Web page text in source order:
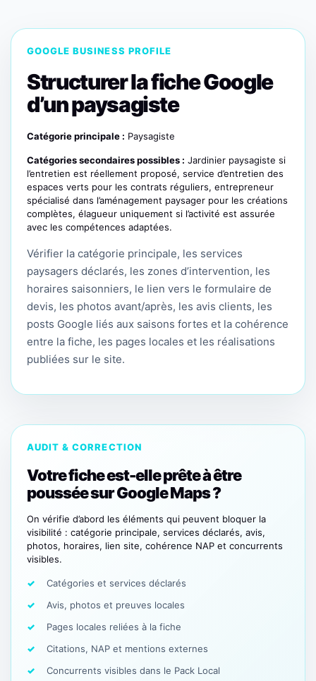
GOOGLE BUSINESS PROFILE
Structurer la fiche Google
d’un paysagiste
Catégorie principale : Paysagiste
Catégories secondaires possibles : Jardinier paysagiste si
l’entretien est réellement proposé, service d’entretien des
espaces verts pour les contrats réguliers, entrepreneur
spécialisé dans l’aménagement paysager pour les créations
complètes, élagueur uniquement si l’activité est assurée
avec les compétences adaptées.
Vérifier la catégorie principale, les services
paysagers déclarés, les zones d’intervention, les
horaires saisonniers, le lien vers le formulaire de
devis, les photos avant/après, les avis clients, les
posts Google liés aux saisons fortes et la cohérence
entre la fiche, les pages locales et les réalisations
publiées sur le site.
AUDIT & CORRECTION
Votre fiche est-elle prête à être
poussée sur Google Maps ?
On vérifie d’abord les éléments qui peuvent bloquer la
visibilité : catégorie principale, services déclarés, avis,
photos, horaires, lien site, cohérence NAP et concurrents
visibles.
Catégories et services déclarés
Avis, photos et preuves locales
Pages locales reliées à la fiche
Citations, NAP et mentions externes
Concurrents visibles dans le Pack Local